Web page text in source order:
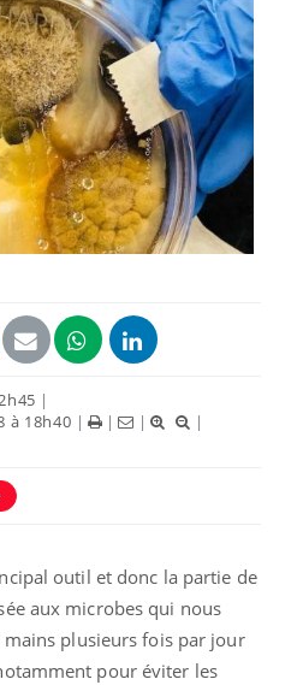
|
à 18h40 | | |
|
outil et donc la partie de
aux microbes qui nous
mains plusieurs fois par jour
pour éviter les